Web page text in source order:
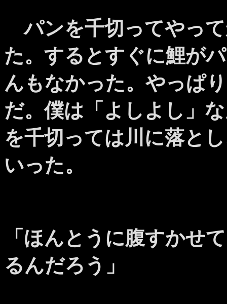
パンを千切ってやっ
た。するとすぐに鯉が
んもなかった。やっぱ
だ。僕は「よしよし」
を千切っては川に落と
いった。
「ほんとうに腹すかせ
るんだろう」